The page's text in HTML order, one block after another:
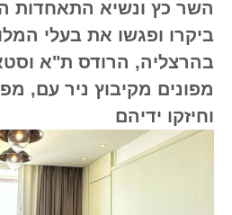
השר כץ ונשיא התאחדות
ביקרו ופגשו את בעלי
בהרצליה, הרודס ת"א
מפונים מקיבוץ ניר עם,
וחיזקו ידיהם